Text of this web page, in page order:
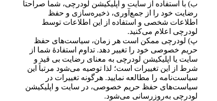
ب) با استفاده از سایت و اپلیکیشن لودرچی، شما صراحتاً
رضایت خود را از جمع‌آوری، ذخیره‌سازی و حفظ
اطلاعات شخصی و استفاده از این اطلاعات توسط
لودرچی اعلام می‌کنید.
پ) لودرچی ممکن است هر زمان، سیاست‌های حفظ
حریم خصوصی خود را تغییر دهد. تداوم استفادهٔ شما از
سایت یا اپلیکیشن لودرچی به معنای رضایت بی‌ قید و
شرط از این تغییرات است؛ لذا توصیه می‌شود مرتباً این
سیاست‌نامه را مطالعه نمایید. هرگونه تغییرات در
سیاست‌های حفظ حریم خصوصی، در سایت و اپلیکیشن
لودرچی به‌روزرسانی می‌شود.